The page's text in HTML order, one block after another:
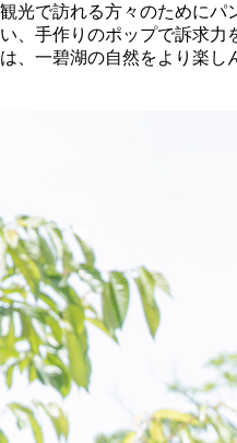
光で訪れる方々のために
、手作りのポップで訴求
、一碧湖の自然をより楽し